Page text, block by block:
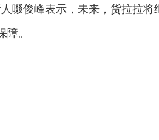
啜俊峰表示，未来，货拉拉
障。